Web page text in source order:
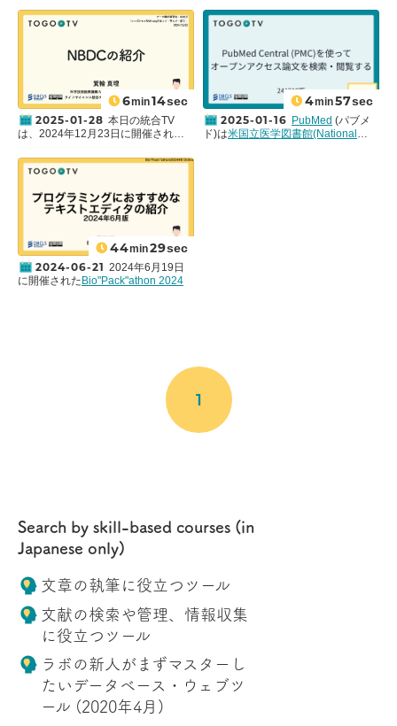
Request for contents creation
My page
Search by skill-based courses (in
Japanese only)
文章の執筆に役立つツール
文献の検索や管理、情報収集
に役立つツール
ラボの新人がまずマスターし
たいデータベース・ウェブツ
ール (2020年4月)
なります。 Bio"Pack"athonでは、以
下のような活動をしています。
ップ（月一開催）
・日本語によるパッケージング教材
Bioconductorへの登録サポート
パッケージングに興味がある方、パ
ッケージ化したいデータベースや解
析手法がある方は、ぜひお気軽にご
@biopackathonにて最新情報を発信
しています。
ン）からご寄託いただきました。
Bio”Pack”athonでは、以下のような
・パッケージ開発に関するミートア
ップ（月一開催）
の拡充化
・Bioconductorへの登録サポート
パッケージングに興味がある方、パ
ッケージ化したいデータベースや解
「空間トランスクリプトーム入門：
仕組みから活用までの基礎知識」を
用シーンが増えている、組織切片上
での位置情報を保持したままトラン
スクリプトームが計測できる、空間
トランスクリプトームの歴史的経緯
や、基礎的なデータ解析ワークフロ
ーについて紹介しています。 この講
演動画は、Bio"Pack"athon（バイオ
した。 Bio”Pack”athonでは、以下の
ような活動をしています。
ップ（月一開催）
・日本語によるパッケージング教材
Bioconductor
への登録サポート
パッケージングに興味がある方、パ
ッケージ化したいデータベースや解
析手法がある方は、ぜひお気軽にご
ルセルRNA-seqを知って・学んで・
使う」から、
ータを用いた細胞分類入門」(講習ス
ライド)をお送りします。シングルセ
ータを用いた細胞分類の手法の多く
は、遺伝子発現量を用いた統計的ク
ラスタリングと文献調査にもとづく
遺伝子の機能アノテーションによっ
6min14sec
2025-01-28 本日の統合TV
は、2024年12月23日に開催された
ルセルRNA-seqを知って・学んで・
使う」から、
NBDC事業推進室箕輪 真理による
「NBDCの紹介」(講習スライド
講習会の一連の動画は
YouTubeの再
生リストからもご覧いただけます。
4min57sec
2025-01-16 PubMed (パブメ
ド)は米国立医学図書館(National
るとそれ以上の論文で全文を読むこ
とができます。 今回の統合TVでは、
PMCを使った文献検索の基本と知っ
ておくと便利な小技、さらに検索時
点におけるPubMedおよびPMCに収
44min29sec
2024-06-21 2024年6月19日
に開催された Bio"Pack"athon 2024
イエンス系と大別し各々の特徴を述
べ、後半では、テキストエディタ周
りでの最近のトピックとして、
の拡張である、LiveShare、リ
モートサーバへの接続、Dockerとの
・パッケージ開発に関するミートア
ップ(月一開催)
・日本語によるパッケージング教材
の拡充化
パッケージングに興味がある方、 パ
析手法がある方は、ぜひお気軽に ご
参加ください。Twitterアカウント
@biopackathonにて最新情報を発信
しています。
1